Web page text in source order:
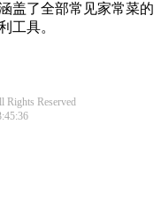
盖了全部常见家常菜的
工具。
Rights Reserved